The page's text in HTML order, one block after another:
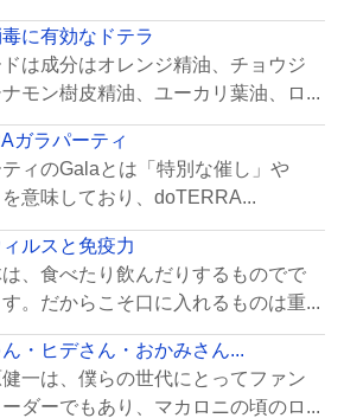
に有効なドテラ
は成分はオレンジ精油、チョウジ
モン樹皮精油、ユーカリ葉油、ロ...
ガラパーティ
ィのGalaとは「特別な催し」や
を意味しており、doTERRA...
ルスと免疫力
は、食べたり飲んだりするものでで
。だからこそ口に入れるものは重...
・ヒデさん・おかみさん...
一は、僕らの世代にとってファン
ダーでもあり、マカロニの頃のロ...